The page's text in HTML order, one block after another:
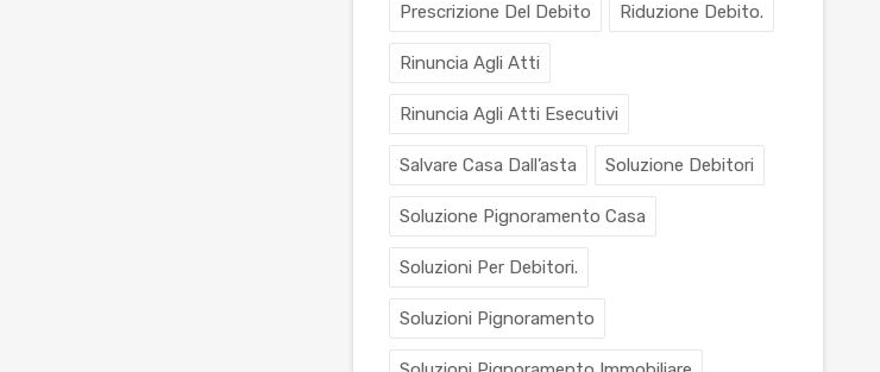
Prescrizione Del Debito Riduzione Debito.
Rinuncia Agli Atti
Rinuncia Agli Atti Esecutivi
Salvare Casa Dall’asta Soluzione Debitori
Soluzione Pignoramento Casa
Soluzioni Per Debitori.
Soluzioni Pignoramento